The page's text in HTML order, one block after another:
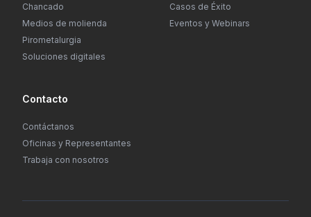
Chancado
Medios de molienda
Pirometalurgia
Soluciones digitales
Casos de Éxito
Eventos y Webinars
Contacto
Contáctanos
Oficinas y Representantes
Trabaja con nosotros